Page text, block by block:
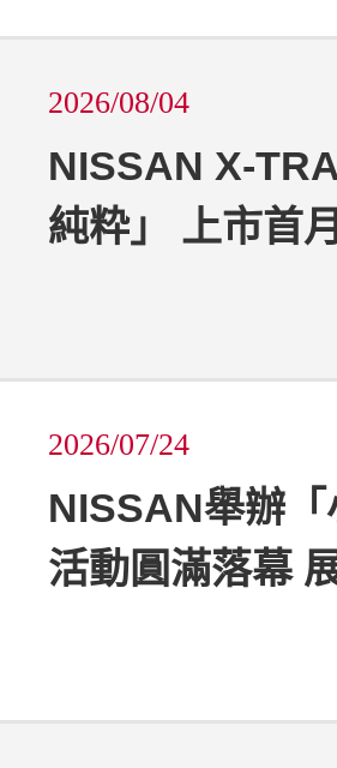
2026/08/04
NISSAN X-
純粋」 上市首
2026/07/24
NISSAN舉辦
活動圓滿落幕